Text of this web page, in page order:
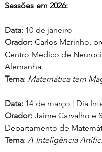
Sessões em 2026:
Data: 10 de janeiro
Orador: Carlos Marinho,
Centro Médico de
Alemanha
Tema: Matemática tem
Data: 14 de março | Dia
Orador: Jaime Carvalho e
Departamento de
Tema: A Inteligência